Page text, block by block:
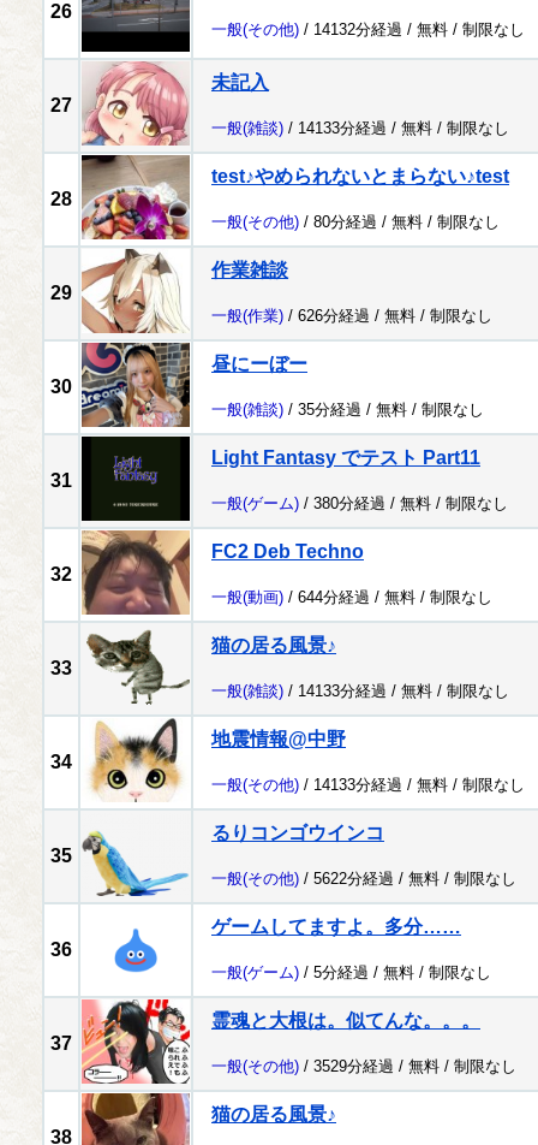
26
一般(その他) / 14132分経過 / 無料 / 制限なし
27
未記入
一般(雑談) / 14133分経過 / 無料 / 制限なし
28
test♪やめられないとまらない♪test
一般(その他) / 80分経過 / 無料 / 制限なし
29
作業雑談
一般(作業) / 626分経過 / 無料 / 制限なし
30
昼にーぼー
一般(雑談) / 35分経過 / 無料 / 制限なし
31
Light Fantasy でテスト Part11
一般(ゲーム) / 380分経過 / 無料 / 制限なし
32
FC2 Deb Techno
一般(動画) / 644分経過 / 無料 / 制限なし
33
猫の居る風景♪
一般(雑談) / 14133分経過 / 無料 / 制限なし
34
地震情報@中野
一般(その他) / 14133分経過 / 無料 / 制限なし
35
るりコンゴウインコ
一般(その他) / 5622分経過 / 無料 / 制限なし
36
ゲームしてますよ。多分……
一般(ゲーム) / 5分経過 / 無料 / 制限なし
37
霊魂と大根は。似てんな。。。
一般(その他) / 3529分経過 / 無料 / 制限なし
38
猫の居る風景♪